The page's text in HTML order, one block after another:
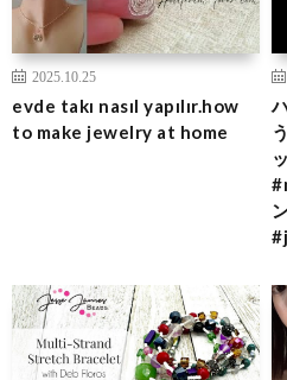
2025.10.25
evde takı nasıl yapılır.how
to make jewelry at home